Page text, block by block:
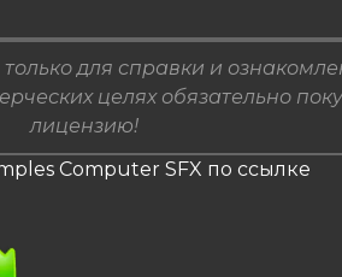
для справки и
целях обязательно
лицензию!
Computer SFX по ссылке